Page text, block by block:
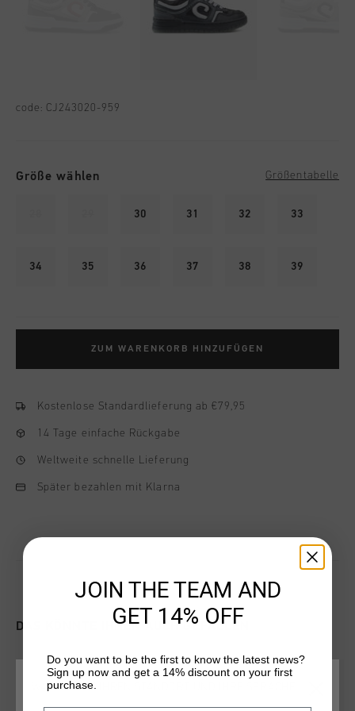
code: CJ243020-959
Größe wählen Größentabelle
30 31 32 33
34 35 36 37 38 39
ZUM WARENKORB HINZUFÜGEN
Kostenlose Standardlieferung ab €79,95
14 Tage einfache Rückgabe
Weltweite schnelle Lieferung
Später bezahlen mit Klarna
DAS KÖNNTE IHNEN AUCH GEFALLEN
sale
WÄHLEN SIE IHREN STANDORT UND IHRE SPRACHE
JOIN THE TEAM AND
GET 14% OFF
Do you want to be the first to know the latest news?
Sign up now and get a 14% discount on your first
purchase.